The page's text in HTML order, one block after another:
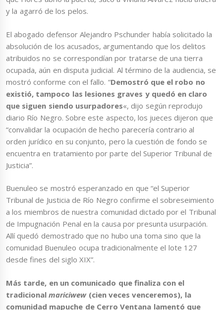
y la agarró de los pelos.
El abogado defensor Alejandro Pschunder había solicitado la
absolución de los acusados, argumentando que los delitos
atribuidos no se correspondían por tratarse de una tierra
ocupada, aún en disputa judicial. Al término de la audiencia, se
mostró conforme con el fallo. “Demostró que el robo no
existió, tampoco las lesiones graves y quedó en claro
que siguen siendo usurpadores«, dijo según reprodujo
diario Río Negro. Sobre este aspecto, los jueces dijeron que
“convalidar la ocupación de hecho parecería contrario al
orden jurídico en su conjunto, pero la cuestión de fondo se
encuentra en tratamiento por parte del Superior Tribunal de
Justicia”.
Buenuleo se mostró esperanzado en que “el Superior
Tribunal de Justicia de Río Negro confirme el sobreseimiento
a los miembros de nuestra comunidad dictado por el Tribunal
de Impugnación Penal en la causa por presunta usurpación.
Allí quedó demostrado que no hubo una toma sino que la
comunidad Buenuleo ocupa tradicionalmente el lote 127
desde fines del siglo XIX”.
Más tarde, en un comunicado que finaliza con el
tradicionalmariciwew(cien veces venceremos), la
comunidad mapuche de Cerro Ventana lamentó que